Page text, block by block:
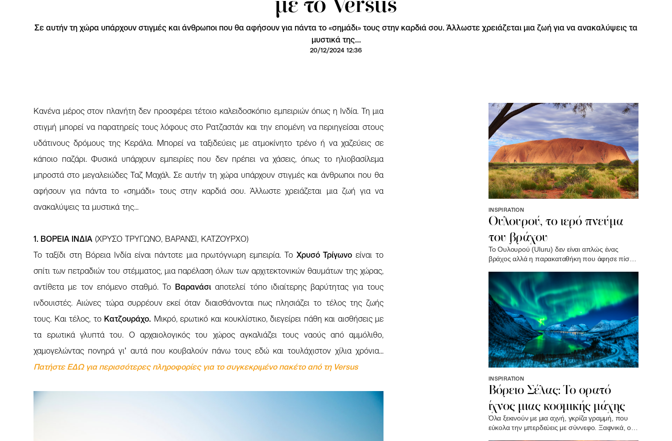
Σε αυτήν τη χώρα υπάρχουν στιγμές και άνθρωποι που θα αφήσουν για πάντα το «σημάδι» τους στην καρδιά σου. Άλλωστε χρειάζεται μια ζωή για να ανακαλύψεις τα
μυστικά της...
20/12/2024 12:36
Κανένα μέρος στον πλανήτη δεν προσφέρει τέτοιο καλειδοσκόπιο εμπειριών όπως η Ινδία. Τη μια
στιγμή μπορεί να παρατηρείς τους λόφους στο Ρατζαστάν και την επομένη να περιηγείσαι στους
υδάτινους δρόμους της Κεράλα. Μπορεί να ταξιδεύεις με ατμοκίνητο τρένο ή να χαζεύεις σε
κάποιο παζάρι. Φυσικά υπάρχουν εμπειρίες που δεν πρέπει να χάσεις, όπως το ηλιοβασίλεμα
μπροστά στο μεγαλειώδες Ταζ Μαχάλ. Σε αυτήν τη χώρα υπάρχουν στιγμές και άνθρωποι που θα
αφήσουν για πάντα το «σημάδι» τους στην καρδιά σου. Άλλωστε χρειάζεται μια ζωή για να
ανακαλύψεις τα μυστικά της...
1. ΒOΡΕΙΑ ΙΝΔΙΑ (ΧΡΥΣΟ ΤΡΥΓΩΝΟ, ΒΑΡΑΝΣΙ, ΚΑΤΖΟΥΡΧΟ)
Το ταξίδι στη Βόρεια Ινδία είναι πάντοτε μια πρωτόγνωρη εμπειρία. Το Χρυσό Τρίγωνοείναι το
σπίτι των πετραδιών του στέμματος, μια παρέλαση όλων των αρχιτεκτονικών θαυμάτων της χώρας,
αντίθετα με τον επόμενο σταθμό. Το Βαρανάσι αποτελεί τόπο ιδιαίτερης βαρύτητας για τους
ινδουιστές. Αιώνες τώρα συρρέουν εκεί όταν διαισθάνονται πως πλησιάζει το τέλος της ζωής
τους. Και τέλος, το Κατζουράχο. Μικρό, ερωτικό και κουκλίστικο, διεγείρει πάθη και αισθήσεις με
τα ερωτικά γλυπτά του. Ο αρχαιολογικός του χώρος αγκαλιάζει τους ναούς από αμμόλιθο,
χαμογελώντας πονηρά γι’ αυτά που κουβαλούν πάνω τους εδώ και τουλάχιστον χίλια χρόνια...
Πατήστε ΕΔΩ για περισσότερες πληροφορίες για το συγκεκριμένο πακέτο από τη Versus
INSPIRATION
Ουλουρού, το ιερό πνεύμα
του βράχου
Το Ουλουρού (Uluru) δεν είναι απλώς ένας
βράχος αλλά η παρακαταθήκη που άφησε πίσω
550 εκατομμύρια χρόνια και η ιερή καρδιά ενός
πολιτισμού που αρνείται να ξεχάσει..
INSPIRATION
Βόρειο Σέλας: Το ορατό
ίχνος μιας κοσμικής μάχης
Όλα ξεκινούν με μια αχνή, γκρίζα γραμμή, που
εύκολα την μπερδεύεις με σύννεφο. Ξαφνικά, ο